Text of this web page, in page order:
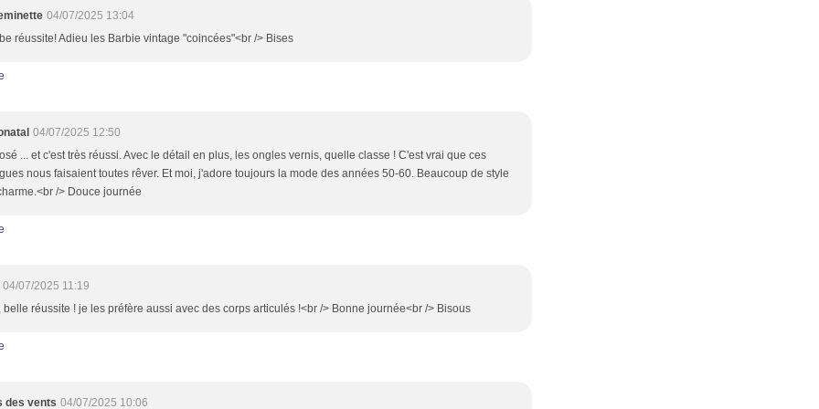
04/07/2025 13:04
réussite! Adieu les Barbie vintage "coincées"<br /> Bises
04/07/2025 12:50
... et c'est très réussi. Avec le détail en plus, les ongles vernis, quelle classe ! C'est vrai que ces
nous faisaient toutes rêver. Et moi, j'adore toujours la mode des années 50-60. Beaucoup de style
/> Douce journée
04/07/2025 11:19
belle réussite ! je les préfère aussi avec des corps articulés !<br /> Bonne journée<br /> Bisous
des vents 04/07/2025 10:06